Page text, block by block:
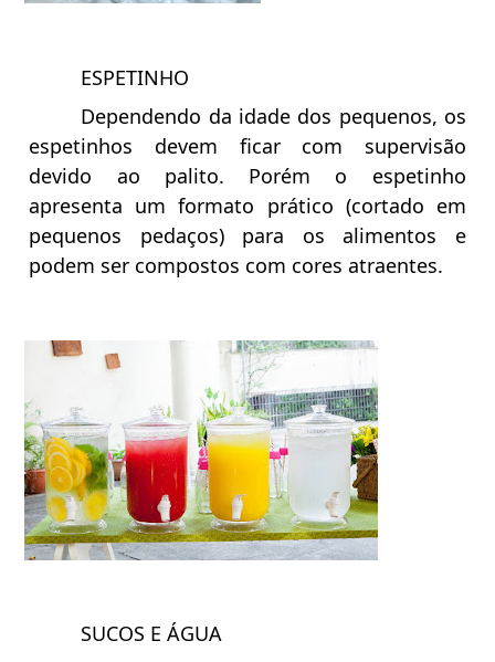
ESPETINHO
Dependendo da idade dos pequenos, os
espetinhos devem ficar com supervisão
devido ao palito. Porém o espetinho
apresenta um formato prático (cortado em
pequenos pedaços) para os alimentos e
podem ser compostos com cores atraentes.
SUCOS E ÁGUA